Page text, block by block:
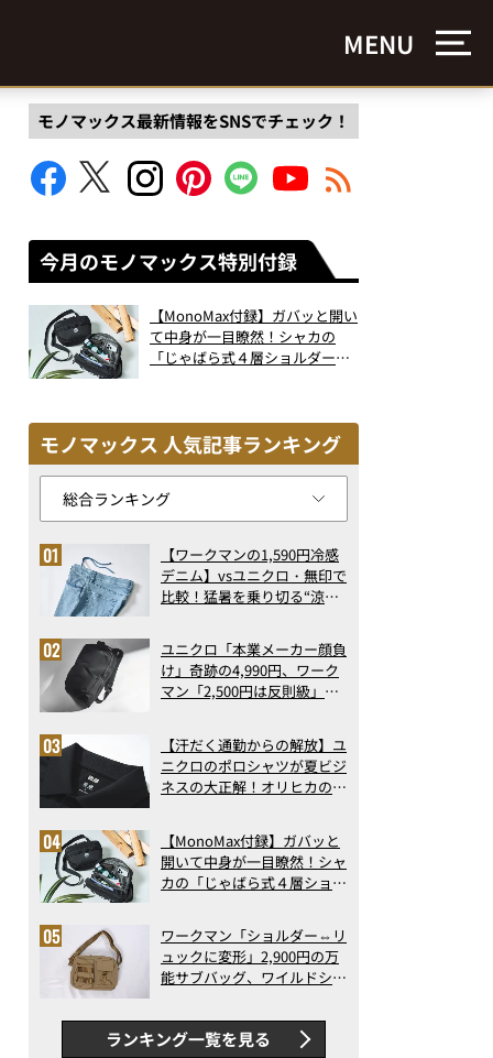
MENU
モノマックス最新情報をSNSでチェック！
今月のモノマックス特別付録
【MonoMax付録】ガバッと開い
て中身が一目瞭然！シャカの
「じゃばら式４層ショルダーバ
モノマックス 人気記事ランキング
【ワークマンの1,590円冷感
デニム】vsユニクロ・無印で
比較！猛暑を乗り切る“涼感
で決定版
ユニクロ「本業メーカー顔負
け」奇跡の4,990円、ワーク
マン「2,500円は反則級」凄
ト3】（2026年6月版）
【汗だく通勤からの解放】ユ
ニクロのポロシャツが夏ビジ
ネスの大正解！オリヒカの透
アの実力
【MonoMax付録】ガバッと
開いて中身が一目瞭然！シャ
カの「じゃばら式４層ショル
った！
ワークマン「ショルダー⇔リ
ュックに変形」2,900円の万
能サブバッグ、ワイルドシン
録…ほか【休日バッグの人気
記事ランキングベスト3】
ランキング一覧を見る